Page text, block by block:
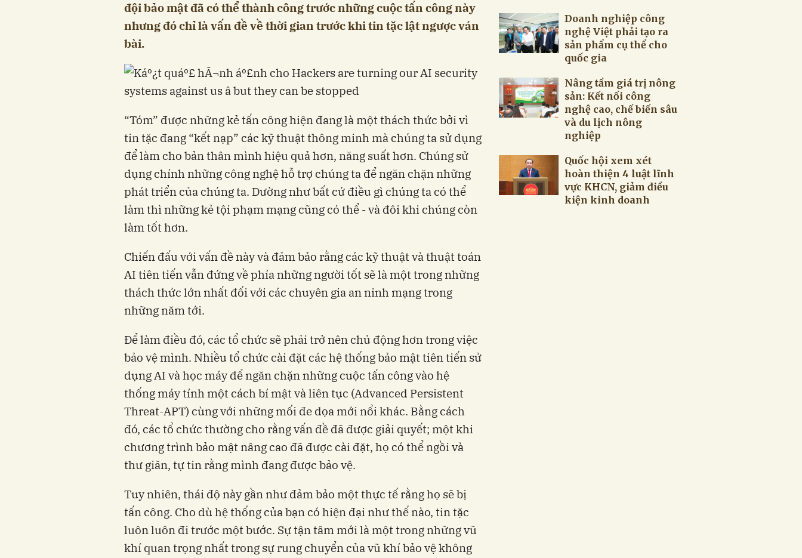
đội bảo mật đã có thể thành công trước những cuộc tấn công này
nhưng đó chỉ là vấn đề về thời gian trước khi tin tặc lật ngược ván
bài.
“Tóm” được những kẻ tấn công hiện đang là một thách thức bởi vì
tin tặc đang “kết nạp” các kỹ thuật thông minh mà chúng ta sử dụng
để làm cho bản thân mình hiệu quả hơn, năng suất hơn. Chúng sử
dụng chính những công nghệ hỗ trợ chúng ta để ngăn chặn những
phát triển của chúng ta. Dường như bất cứ điều gì chúng ta có thể
làm thì những kẻ tội phạm mạng cũng có thể - và đôi khi chúng còn
làm tốt hơn.
Chiến đấu với vấn đề này và đảm bảo rằng các kỹ thuật và thuật toán
AI tiên tiến vẫn đứng về phía những người tốt sẽ là một trong những
thách thức lớn nhất đối với các chuyên gia an ninh mạng trong
những năm tới.
Để làm điều đó, các tổ chức sẽ phải trở nên chủ động hơn trong việc
bảo vệ mình. Nhiều tổ chức cài đặt các hệ thống bảo mật tiên tiến sử
dụng AI và học máy để ngăn chặn những cuộc tấn công vào hệ
thống máy tính một cách bí mật và liên tục (Advanced Persistent
Threat-APT) cùng với những mối đe dọa mới nổi khác. Bằng cách
đó, các tổ chức thường cho rằng vấn đề đã được giải quyết; một khi
chương trình bảo mật nâng cao đã được cài đặt, họ có thể ngồi và
thư giãn, tự tin rằng mình đang được bảo vệ.
Tuy nhiên, thái độ này gần như đảm bảo một thực tế rằng họ sẽ bị
tấn công. Cho dù hệ thống của bạn có hiện đại như thế nào, tin tặc
luôn luôn đi trước một bước. Sự tận tâm mới là một trong những vũ
khí quan trọng nhất trong sự rung chuyển của vũ khí bảo vệ không
Doanh nghiệp công
nghệ Việt phải tạo ra
sản phẩm cụ thể cho
quốc gia
Nâng tầm giá trị nông
sản: Kết nối công
nghệ cao, chế biến sâu
và du lịch nông
nghiệp
Quốc hội xem xét
hoàn thiện 4 luật lĩnh
vực KHCN, giảm điều
kiện kinh doanh